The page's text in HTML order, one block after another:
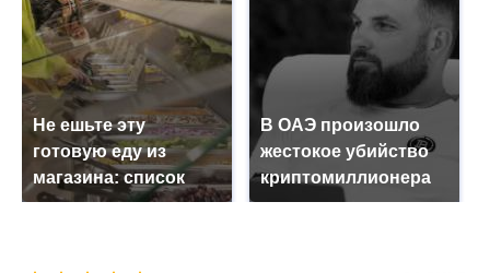
Не ешьте эту
готовую еду из
магазина: список
В ОАЭ произошло
жестокое убийство
криптомиллионера